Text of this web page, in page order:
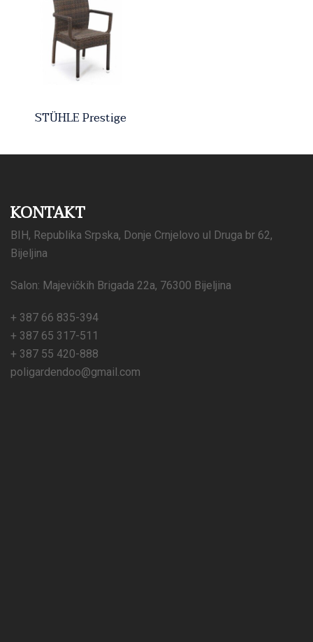
STÜHLE Prestige
KONTAKT
BIH, Republika Srpska, Donje Crnjelovo ul Druga br 62,
Bijeljina
Salon: Majevičkih Brigada 22a, 76300 Bijeljina
+ 387 66 835-394
+ 387 65 317-511
+ 387 55 420-888
poligardendoo@gmail.com